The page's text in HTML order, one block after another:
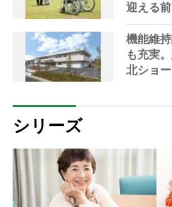
迎える
パイト
機能維
も充実
北ショ
シリーズ